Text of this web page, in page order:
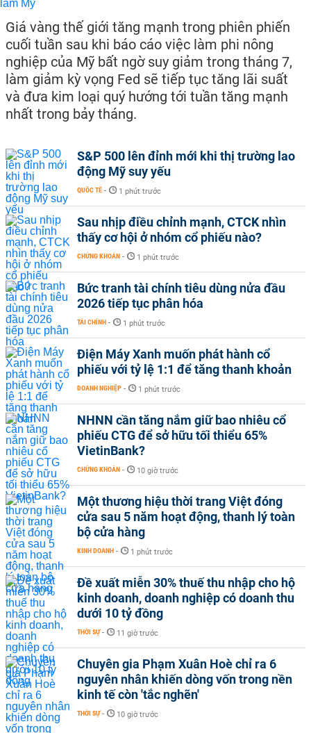
Giá vàng thế giới tăng mạnh trong phiên phiến
cuối tuần sau khi báo cáo việc làm phi nông
nghiệp của Mỹ bất ngờ suy giảm trong tháng 7,
làm giảm kỳ vọng Fed sẽ tiếp tục tăng lãi suất
và đưa kim loại quý hướng tới tuần tăng mạnh
nhất trong bảy tháng.
S&P 500 lên đỉnh mới khi thị trường lao
động Mỹ suy yếu
QUỐC TẾ - 1 phút trước
Sau nhịp điều chỉnh mạnh, CTCK nhìn
thấy cơ hội ở nhóm cổ phiếu nào?
CHỨNG KHOÁN - 1 phút trước
Bức tranh tài chính tiêu dùng nửa đầu
2026 tiếp tục phân hóa
TÀI CHÍNH - 1 phút trước
Điện Máy Xanh muốn phát hành cổ
phiếu với tỷ lệ 1:1 để tăng thanh khoản
DOANH NGHIỆP - 1 phút trước
NHNN cần tăng nắm giữ bao nhiêu cổ
phiếu CTG để sở hữu tối thiểu 65%
VietinBank?
CHỨNG KHOÁN - 10 giờ trước
Một thương hiệu thời trang Việt đóng
cửa sau 5 năm hoạt động, thanh lý toàn
bộ cửa hàng
KINH DOANH - 1 phút trước
Đề xuất miễn 30% thuế thu nhập cho hộ
kinh doanh, doanh nghiệp có doanh thu
dưới 10 tỷ đồng
THỜI SỰ - 11 giờ trước
Chuyên gia Phạm Xuân Hoè chỉ ra 6
nguyên nhân khiến dòng vốn trong nền
kinh tế còn 'tắc nghẽn'
THỜI SỰ - 10 giờ trước